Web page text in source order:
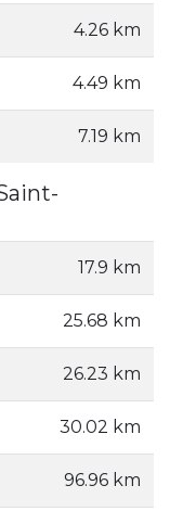
4.26 km
4.49 km
7.19 km
17.9 km
25.68 km
26.23 km
30.02 km
96.96 km